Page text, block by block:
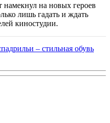
на новых героев
лишь гадать и ждать
киностудии.
– стильная обувь